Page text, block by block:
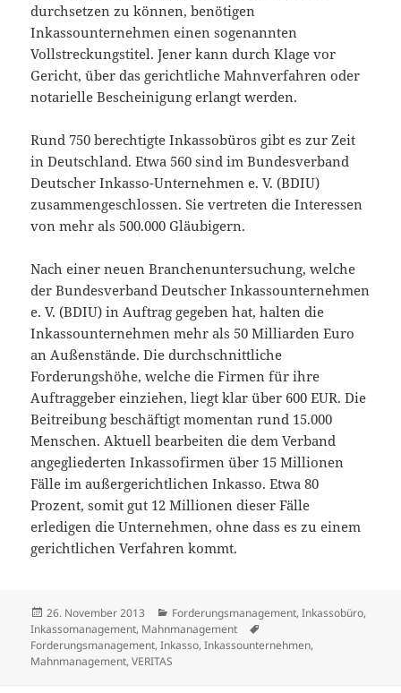
durchsetzen zu können, benötigen
Inkassounternehmen einen sogenannten
Vollstreckungstitel. Jener kann durch Klage vor
Gericht, über das gerichtliche Mahnverfahren oder
notarielle Bescheinigung erlangt werden.
Rund 750 berechtigte Inkassobüros gibt es zur Zeit
in Deutschland. Etwa 560 sind im Bundesverband
Deutscher Inkasso-Unternehmen e. V. (BDIU)
zusammengeschlossen. Sie vertreten die Interessen
von mehr als 500.000 Gläubigern.
Nach einer neuen Branchenuntersuchung, welche
der Bundesverband Deutscher Inkassounternehmen
e. V. (BDIU) in Auftrag gegeben hat, halten die
Inkassounternehmen mehr als 50 Milliarden Euro
an Außenstände. Die durchschnittliche
Forderungshöhe, welche die Firmen für ihre
Auftraggeber einziehen, liegt klar über 600 EUR. Die
Beitreibung beschäftigt momentan rund 15.000
Menschen. Aktuell bearbeiten die dem Verband
angegliederten Inkassofirmen über 15 Millionen
Fälle im außergerichtlichen Inkasso. Etwa 80
Prozent, somit gut 12 Millionen dieser Fälle
erledigen die Unternehmen, ohne dass es zu einem
gerichtlichen Verfahren kommt.
Veröffentlicht
am
26. November 2013 Kategorien
Forderungsmanagement,Inkassobüro,
Inkassomanagement, Mahnmanagement
Forderungsmanagement,Inkasso,Inkassounternehmen,
Mahnmanagement,VERITAS